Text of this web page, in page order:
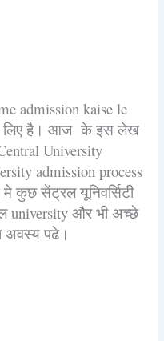
admission kaise le
लिए है। आज के इस लेख
University
admission process
कुछ सेंट्रल यूनिवर्सिटी
university और भी अच्छे
अवस्य पढे।